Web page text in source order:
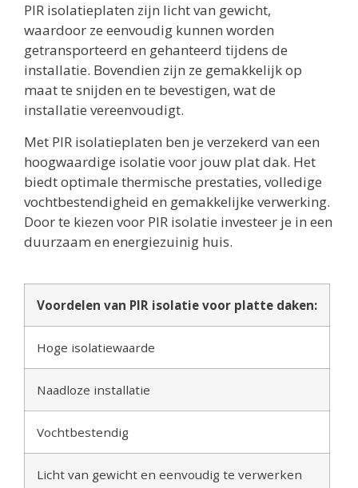
PIR isolatieplaten zijn licht van gewicht,
waardoor ze eenvoudig kunnen worden
getransporteerd en gehanteerd tijdens de
installatie. Bovendien zijn ze gemakkelijk op
maat te snijden en te bevestigen, wat de
installatie vereenvoudigt.
Met PIR isolatieplaten ben je verzekerd van een
hoogwaardige isolatie voor jouw plat dak. Het
biedt optimale thermische prestaties, volledige
vochtbestendigheid en gemakkelijke verwerking.
Door te kiezen voor PIR isolatie investeer je in een
duurzaam en energiezuinig huis.
Voordelen van PIR isolatie voor platte daken:
Hoge isolatiewaarde
Naadloze installatie
Vochtbestendig
Licht van gewicht en eenvoudig te verwerken